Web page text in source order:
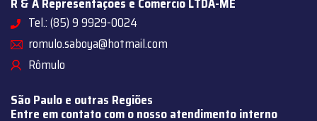
Tel.: (85) 9 9929-0024
romulo.saboya@hotmail.com
Rômulo
São Paulo e outras Regiões
Entre em contato com o nosso atendimento interno